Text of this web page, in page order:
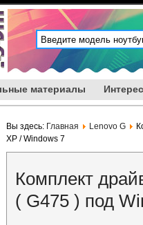
материалы
Вы здесь: Главная Lenovo G
XP / Windows 7
Комплект
( G475 ) под